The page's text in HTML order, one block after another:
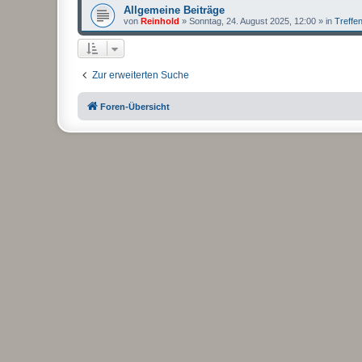
Allgemeine Beiträge
von Reinhold » Sonntag, 24. August 2025, 12:00 » in
Zur erweiterten Suche
Foren-Übersicht